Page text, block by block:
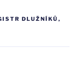
DLUŽNÍKŮ ,